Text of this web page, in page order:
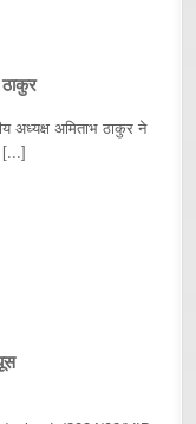
अध्यक्ष अमिताभ ठाकुर ने
[...]